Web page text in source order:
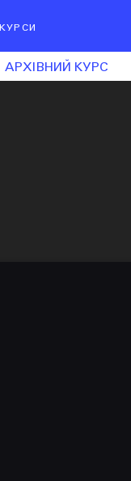
КУРСИ
АРХІВНИЙ КУРС